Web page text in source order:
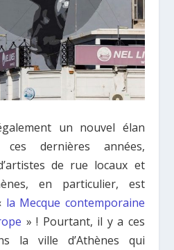
un nouvel élan
ces dernières années,
de rue locaux et
en particulier, est
la Mecque contemporaine
» ! Pourtant, il y a ces
la ville d’Athènes qui